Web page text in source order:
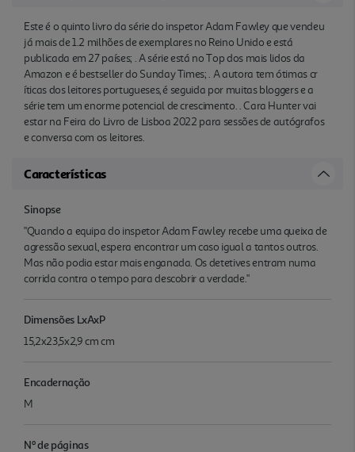
Este é o quinto livro da série do inspetor Adam Fawley que vendeu
já mais de 1.2 milhões de exemplares no Reino Unido e está
publicada em 27 países; . A série está no Top dos mais lidos da
Amazon e é bestseller do Sunday Times; . A autora tem ótimas cr
íticas dos leitores portugueses, é seguida por muitas bloggers e a
série tem um enorme potencial de crescimento. . Cara Hunter vai
estar na Feira do Livro de Lisboa 2022 para sessões de autógrafos
e conversa com os leitores.
Características
Sinopse
"Quando a equipa do inspetor Adam Fawley recebe uma queixa de
agressão sexual, espera encontrar um caso igual a tantos outros.
Mas não podia estar mais enganada. Os detetives entram numa
corrida contra o tempo para descobrir a verdade."
Dimensões LxAxP
15,2x23,5x2,9 cm cm
Encadernação
M
Nº de páginas